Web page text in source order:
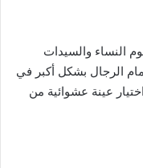
النساء والسيدات
الرجال بشكل أكبر في
عينة عشوائية من